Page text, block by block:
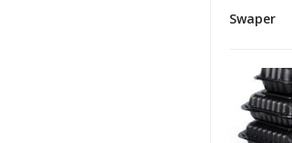
Swaper